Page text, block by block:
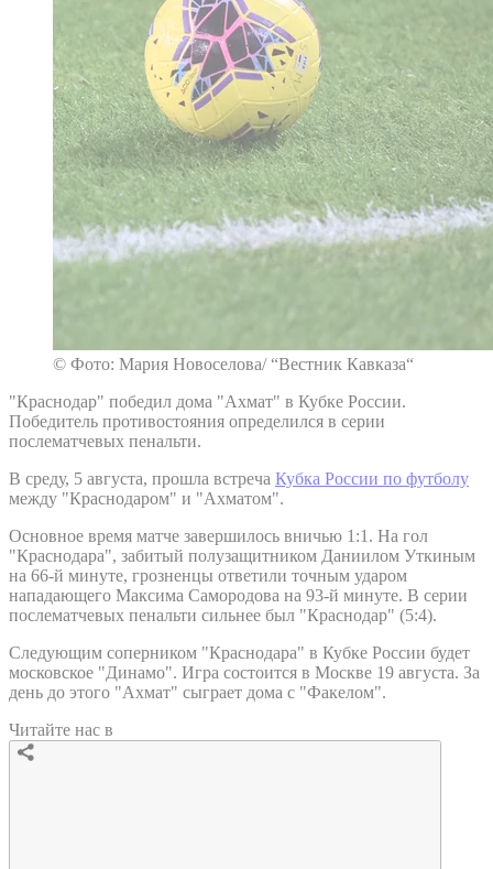
© Фото: Мария Новоселова/ “Вестник Кавказа“
"Краснодар" победил дома "Ахмат" в Кубке России.
Победитель противостояния определился в серии
послематчевых пенальти.
В среду, 5 августа, прошла встреча Кубка России по футболу
между "Краснодаром" и "Ахматом".
Основное время матче завершилось вничью 1:1. На гол
"Краснодара", забитый полузащитником Даниилом Уткиным
на 66-й минуте, грозненцы ответили точным ударом
нападающего Максима Самородова на 93-й минуте. В серии
послематчевых пенальти сильнее был "Краснодар" (5:4).
Следующим соперником "Краснодара" в Кубке России будет
московское "Динамо". Игра состоится в Москве 19 августа. За
день до этого "Ахмат" сыграет дома с "Факелом".
Читайте нас в